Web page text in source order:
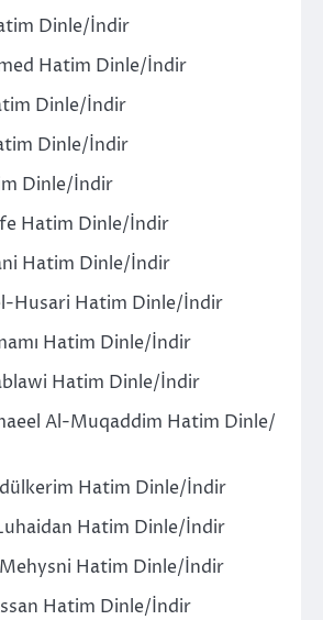
Dinle/İndir
Hatim Dinle/İndir
Dinle/İndir
Dinle/İndir
Dinle/İndir
Hatim Dinle/İndir
Hatim Dinle/İndir
Husari Hatim Dinle/İndir
Hatim Dinle/İndir
Hatim Dinle/İndir
Al-Muqaddim Hatim Dinle/
Hatim Dinle/İndir
Hatim Dinle/İndir
Hatim Dinle/İndir
Hatim Dinle/İndir